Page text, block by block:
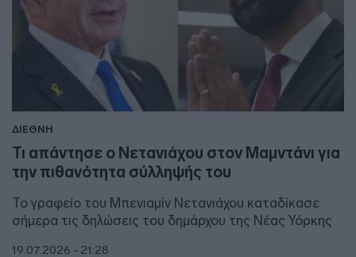
ΔΙΕΘΝΗ
Τι απάντησε ο Νετανιάχου στον Μαμντάνι για
την πιθανότητα σύλληψής του
Το γραφείο του Μπενιαμίν Νετανιάχου καταδίκασε
σήμερα τις δηλώσεις του δημάρχου της Νέας Υόρκης
19.07.2026 - 21:28